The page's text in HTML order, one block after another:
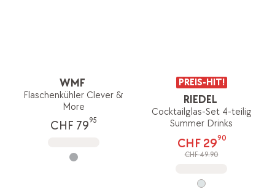
WMF
Flaschenkühler Clever &
More
CHF 7995
PREIS-HIT!
RIEDEL
Cocktailglas-Set 4-teilig
Summer Drinks
CHF 2990
CHF 49.90